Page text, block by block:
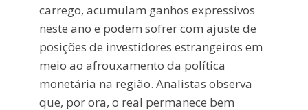
carrego, acumulam ganhos expressivos
neste ano e podem sofrer com ajuste de
posições de investidores estrangeiros em
meio ao afrouxamento da política
monetária na região. Analistas observa
que, por ora, o real permanece bem